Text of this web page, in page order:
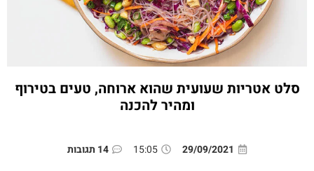
סלט אטריות שעועית שהוא ארוחה, טעים בטירוף
ומהיר להכנה
29/09/2021
15:05 14 תגובות